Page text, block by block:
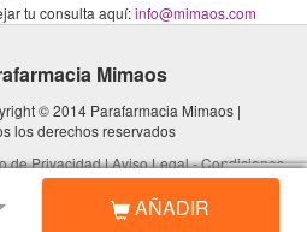
AÑADIR
tu consulta aquí:info@mimaos.com
Mimaos
© 2014 Parafarmacia Mimaos |
los derechos reservados
de Privacidad|Aviso Legal - Condiciones
Política de Cookies